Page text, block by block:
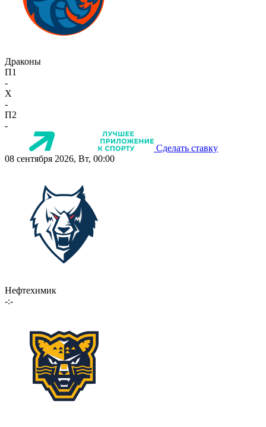
Драконы
П1
-
X
-
П2
-
Сделать ставку
08 сентября 2026, Вт, 00:00
Нефтехимик
-:-